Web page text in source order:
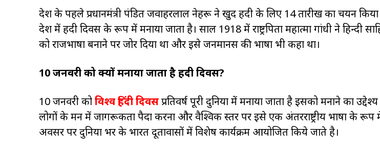
देश के पहले प्रधानमंत्री पंडित जवाहरलाल नेहरू ने खुद हिंदी के लिए 14 तारीख का चयन
देश में हिंदी दिवस के रूप में मनाया जाता है। साल 1918 में राष्ट्रपिता महात्मा गांधी ने हिन्दी
को राजभाषा बनाने पर जोर दिया था और इसे जनमानस की भाषा भी कहा था।
10 जनवरी को क्यों मनाया जाता है हिंदी दिवस?
10 जनवरी कोविश्व हिंदी दिवसप्रतिवर्ष पूरी दुनिया में मनाया जाता है इसको मनाने का
लोगों के मन में जागरूकता पैदा करना और वैश्विक स्तर पर इसे एक अंतरराष्ट्रीय भाषा के रूप में
अवसर पर दुनिया भर के भारत दूतावासों में विशेष कार्यक्रम आयोजित किये जाते है।